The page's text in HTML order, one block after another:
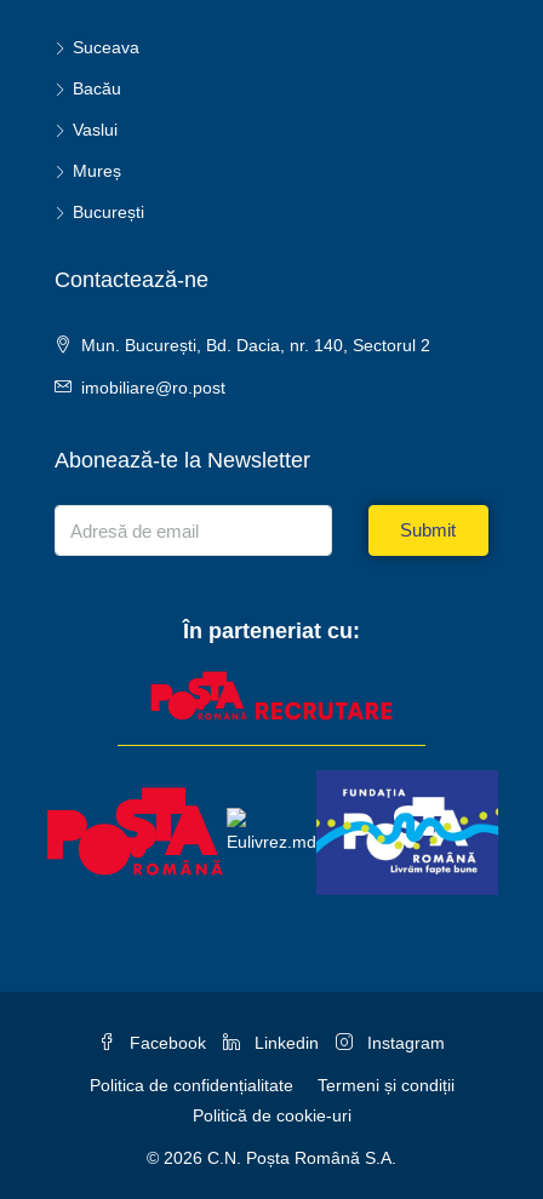
Suceava
Bacău
Vaslui
Mureș
București
Contactează-ne
Mun. București, Bd. Dacia, nr. 140, Sectorul 2
imobiliare@ro.post
Abonează-te la Newsletter
Submit
În parteneriat cu:
Facebook Linkedin Instagram
Politica de confidențialitate
Termeni și condiții
Politică de cookie-uri
© 2026 C.N. Poșta Română S.A.